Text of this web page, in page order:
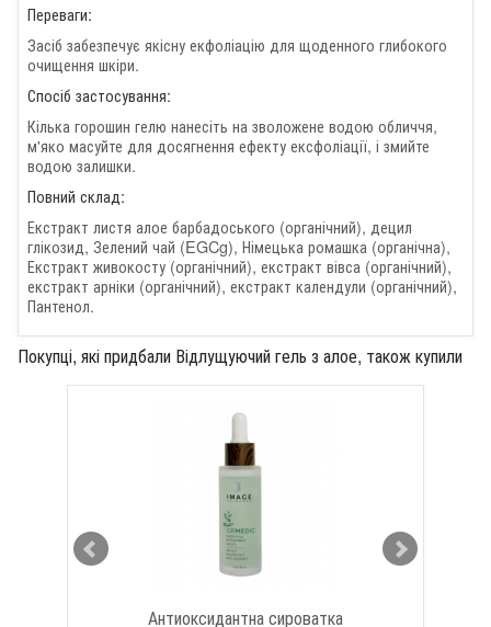
Переваги:
Засіб забезпечує якісну екфоліацію для щоденного глибокого
очищення шкіри.
Спосіб застосування:
Кілька горошин гелю нанесіть на зволожене водою обличчя,
м'яко масуйте для досягнення ефекту ексфоліації, і змийте
водою залишки.
Повний склад:
Екстракт листя алое барбадоського (органічний), децил
глікозид, Зелений чай (EGCg), Німецька ромашка (органічна),
Екстракт живокосту (органічний), екстракт вівса (органічний),
екстракт арніки (органічний), екстракт календули (органічний),
Пантенол.
Покупці, які придбали Відлущуючий гель з алое, також купили
Антиоксидантна сироватка